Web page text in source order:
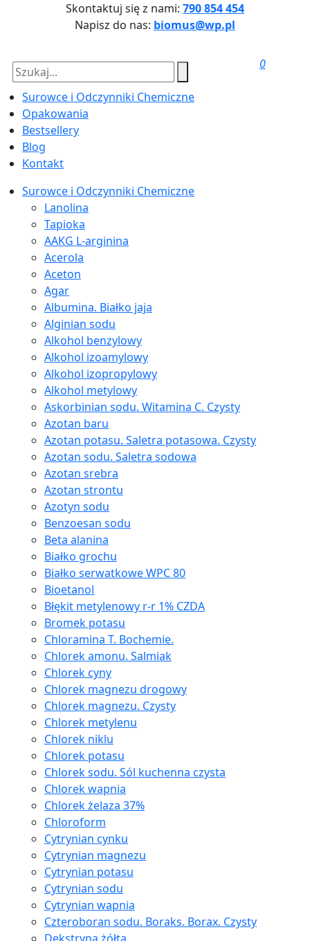
Skontaktuj się z nami: 790 854 454
Napisz do nas: biomus@wp.pl
0
Surowce i Odczynniki Chemiczne
Opakowania
Bestsellery
Blog
Kontakt
Surowce i Odczynniki Chemiczne
Lanolina
Tapioka
AAKG L-arginina
Acerola
Aceton
Agar
Albumina. Białko jaja
Alginian sodu
Alkohol benzylowy
Alkohol izoamylowy
Alkohol izopropylowy
Alkohol metylowy
Askorbinian sodu. Witamina C. Czysty
Azotan baru
Azotan potasu. Saletra potasowa. Czysty
Azotan sodu. Saletra sodowa
Azotan srebra
Azotan strontu
Azotyn sodu
Benzoesan sodu
Beta alanina
Białko grochu
Białko serwatkowe WPC 80
Bioetanol
Błękit metylenowy r-r 1% CZDA
Bromek potasu
Chloramina T. Bochemie.
Chlorek amonu. Salmiak
Chlorek cyny
Chlorek magnezu drogowy
Chlorek magnezu. Czysty
Chlorek metylenu
Chlorek niklu
Chlorek potasu
Chlorek sodu. Sól kuchenna czysta
Chlorek wapnia
Chlorek żelaza 37%
Chloroform
Cytrynian cynku
Cytrynian magnezu
Cytrynian potasu
Cytrynian sodu
Cytrynian wapnia
Czteroboran sodu. Boraks. Borax. Czysty